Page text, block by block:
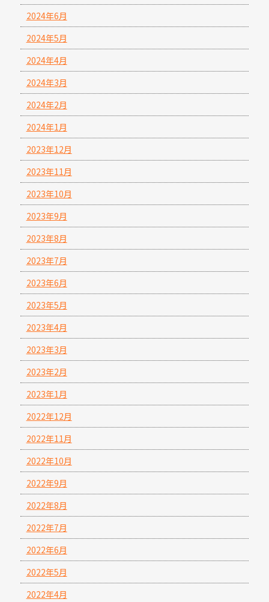
2024年6月
2024年5月
2024年4月
2024年3月
2024年2月
2024年1月
2023年12月
2023年11月
2023年10月
2023年9月
2023年8月
2023年7月
2023年6月
2023年5月
2023年4月
2023年3月
2023年2月
2023年1月
2022年12月
2022年11月
2022年10月
2022年9月
2022年8月
2022年7月
2022年6月
2022年5月
2022年4月